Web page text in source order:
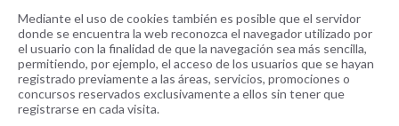
Mediante el uso de cookies también es posible que el servidor
donde se encuentra la web reconozca el navegador utilizado por
el usuario con la finalidad de que la navegación sea más sencilla,
permitiendo, por ejemplo, el acceso de los usuarios que se hayan
registrado previamente a las áreas, servicios, promociones o
concursos reservados exclusivamente a ellos sin tener que
registrarse en cada visita.